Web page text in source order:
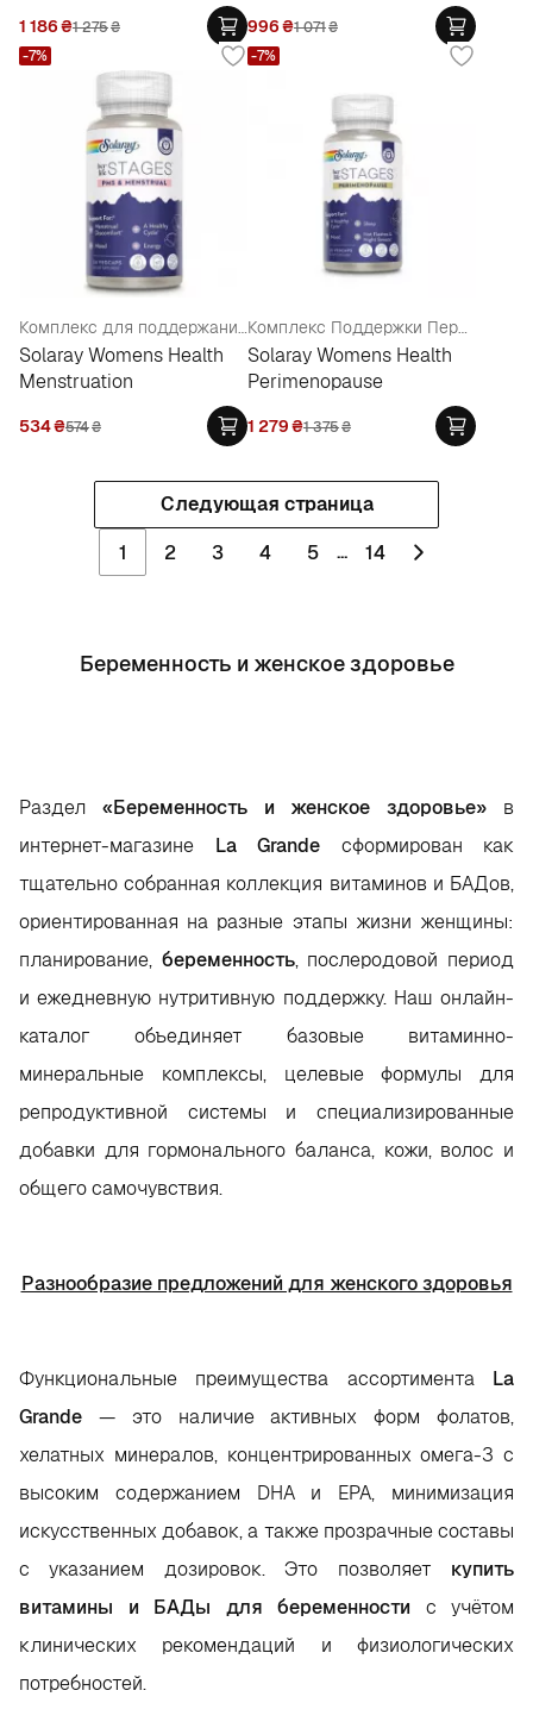
1 186₴1 275₴ 996₴1 071₴
Комплекс для поддержания женского цикла
Solaray Womens Health
Menstruation
534₴574₴
-7%
Комплекс Поддержки Перед Менопаузой
Solaray Womens Health
Perimenopause
1 279₴1 375₴
-7%
Следующая страница
1
2 3 4 5 ... 14
Беременность и женское здоровье
Раздел «Беременность и женское здоровье» в
интернет-магазине La Grande сформирован как
тщательно собранная коллекция витаминов и БАДов,
ориентированная на разные этапы жизни женщины:
планирование, беременность, послеродовой период
и ежедневную нутритивную поддержку. Наш онлайн-
каталог объединяет базовые витаминно-
минеральные комплексы, целевые формулы для
репродуктивной системы и специализированные
добавки для гормонального баланса, кожи, волос и
общего самочувствия.
Разнообразие предложений для женского здоровья
Функциональные преимущества ассортимента La
Grande — это наличие активных форм фолатов,
хелатных минералов, концентрированных омега-3 с
высоким содержанием DHA и EPA, минимизация
искусственных добавок, а также прозрачные составы
с указанием дозировок. Это позволяет купить
витамины и БАДы для беременности с учётом
клинических рекомендаций и физиологических
потребностей.